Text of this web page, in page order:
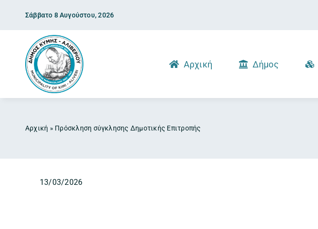
content
Σάββατο 8 Αυγούστου, 2026
Αρχική Δήμος
Αρχική » Πρόσκληση σύγκλησης Δημοτικής Επιτροπής
13/03/2026